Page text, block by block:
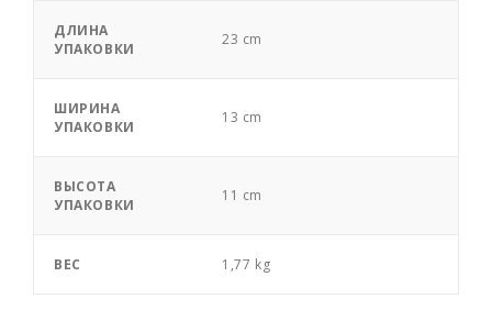
ДЛИНА
УПАКОВКИ
23 cm
ШИРИНА
УПАКОВКИ
13 cm
ВЫСОТА
УПАКОВКИ
11 cm
ВЕС 1,77 kg